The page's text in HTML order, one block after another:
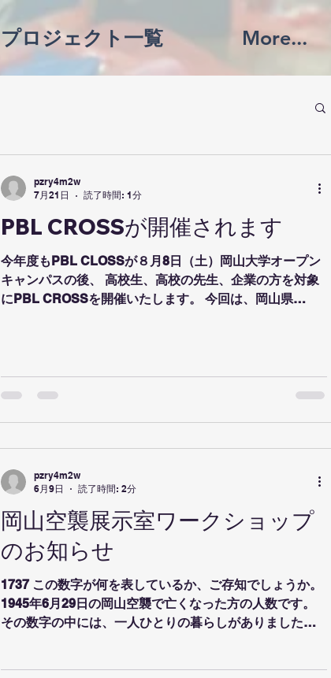
プロジェクト一覧 More...
PBL CROSSが開催されます
今年度もPBL CLOSSが８月8日（土）岡山大学オープン
キャンパスの後、 高校生、高校の先生、企業の方を対象
にPBL CROSSを開催いたします。 今回は、岡山県
で、学びはどのように面白くなるのか、そのことで、高
校生、社会はどのようになるのかなどについてお話をい
教育の視点を導き出したいと考えています。 一緒に
STEAM教育について考えてみませんか？ご参加お持ちし
ております！ 日時：2026年8月8日（土）14；00～17：
00 受付13：30 場所：岡山大学教育学部講義棟 １階
5101教室 申し込みフォームはこちらから：
https://docs.google.com/forms/d/e/1FAIpQLScrgKGMV
5Bc_nxp3uPGY-rjDvas9mtToia9MMRk
pzry4m2w
7月21日
読了時間: 1分
岡山空襲展示室ワークショップ
のお知らせ
1737 この数字が何を表しているか、ご存知でしょうか。
1945年6月29日の岡山空襲で亡くなった方の人数です。
その数字の中には、一人ひとりの暮らしがありました。
pzry4m2w
6月9日
読了時間: 2分